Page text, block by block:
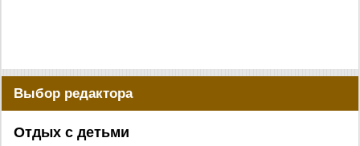
Выбор редактора
Отдых с детьми